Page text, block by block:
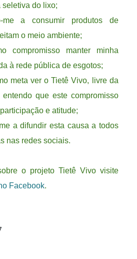
seletiva do lixo;
me a consumir produtos de
o meio ambiente;
compromisso manter minha
à rede pública de esgotos;
meta ver o Tietê Vivo, livre da
que este compromisso
e atitude;
a difundir esta causa a todos
nas redes sociais.
o projeto Tietê Vivo visite
Facebook.